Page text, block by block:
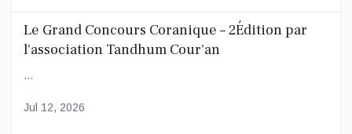
Le Grand Concours Coranique – 2Édition par
l'association Tandhum Cour'an
...
Jul 12, 2026